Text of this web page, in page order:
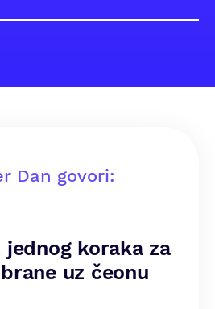
Dan govori:
jednog koraka za
uz čeonu